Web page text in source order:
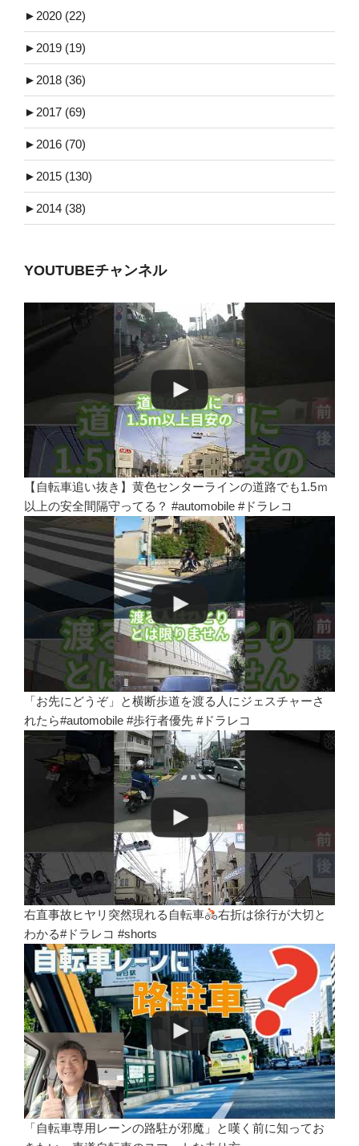
► 2020 (22)
► 2019 (19)
► 2018 (36)
► 2017 (69)
► 2016 (70)
► 2015 (130)
► 2014 (38)
YOUTUBEチャンネル
【自転車追い抜き】黄色センターラインの道路でも1.5ｍ
以上の安全間隔守ってる？ #automobile #ドラレコ
「お先にどうぞ」と横断歩道を渡る人にジェスチャーさ
れたら#automobile #歩行者優先 #ドラレコ
右直事故ヒヤリ突然現れる自転車
右折は徐行が大切と
わかる#ドラレコ #shorts
「自転車専用レーンの路駐が邪魔」と嘆く前に知ってお